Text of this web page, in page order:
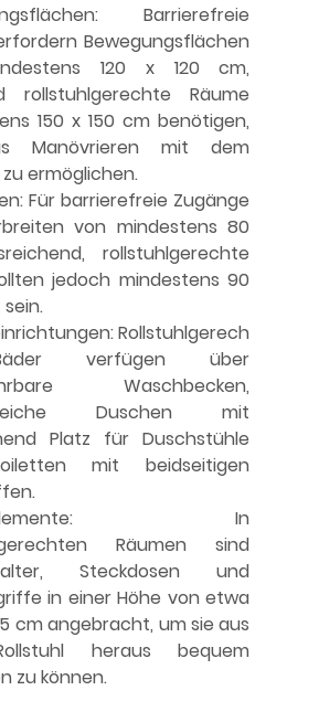
Barrierefreie
Bewegungsflächen
120 x 120 cm,
rollstuhlgerechte Räume
150 x 150 cm benötigen,
Manövrieren mit dem
zu ermöglichen.
Für barrierefreie Zugänge
von mindestens 80
rollstuhlgerechte
jedoch mindestens 90
Rollstuhlgerech
verfügen über
Waschbecken,
Duschen mit
Platz für Duschstühle
mit beidseitigen
In
Räumen sind
Steckdosen und
in einer Höhe von etwa
cm angebracht, um sie aus
heraus bequem
zu können.